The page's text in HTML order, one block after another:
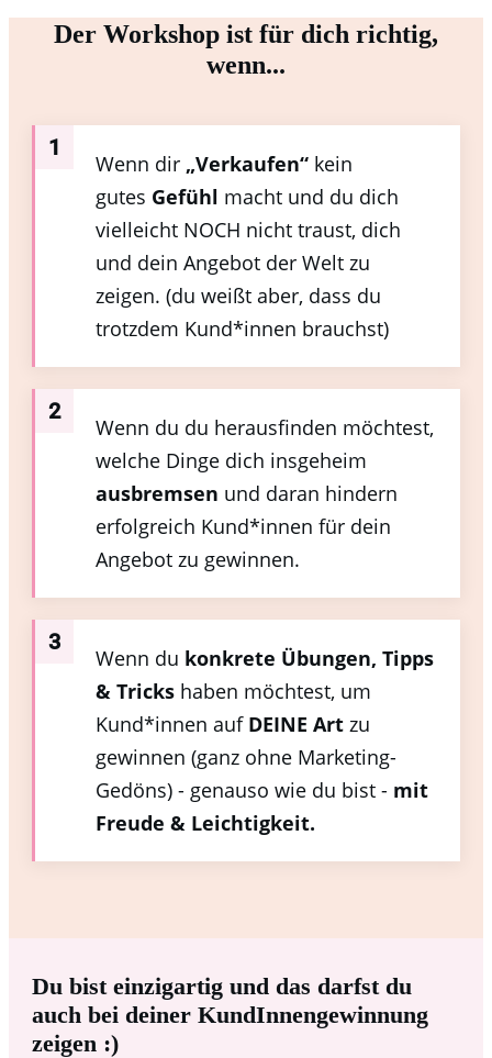
Der Workshop ist für dich richtig,
wenn...
1
Wenn dir „Verkaufen“ kein
gutes Gefühl macht und du dich
vielleicht NOCH nicht traust, dich
und dein Angebot der Welt zu
zeigen. (du weißt aber, dass du
trotzdem Kund*innen brauchst)
2
Wenn du du herausfinden möchtest,
welche Dinge dich insgeheim
ausbremsen und daran hindern
erfolgreich Kund*innen für dein
Angebot zu gewinnen.
3
Wenn du konkrete Übungen, Tipps
& Tricks haben möchtest, um
Kund*innen auf DEINE Art zu
gewinnen (ganz ohne Marketing-
Gedöns) - genauso wie du bist - mit
Freude & Leichtigkeit.
Du bist einzigartig und das darfst du
auch bei deiner KundInnengewinnung
zeigen :)